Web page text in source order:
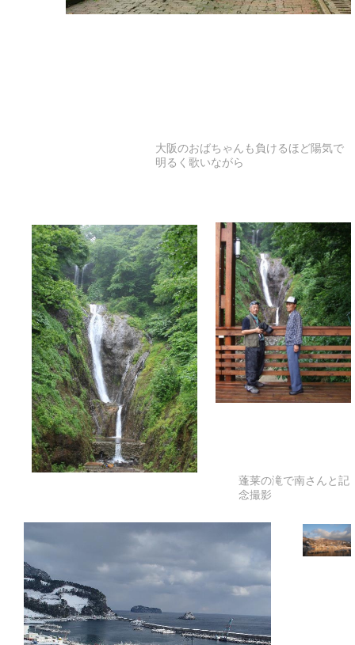
蓬莱の滝で南さんと記
念撮影
大阪のおばちゃんも負けるほど陽気で
明るく歌いながら